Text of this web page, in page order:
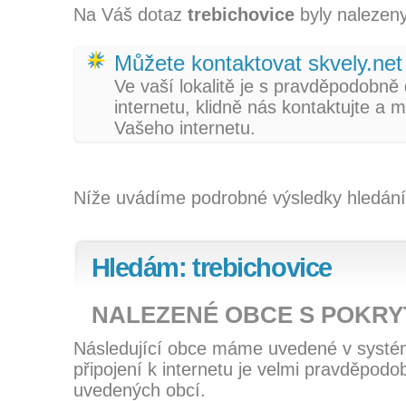
Na Váš dotaz trebichovicebyly
Můžete kontaktovat skvely.net
Ve vaší lokalitě je s
internetu, klidně nás kontaktujte a
Vašeho internetu.
Níže uvádíme podrobné výsledky hledání
Hledám: trebichovice
NALEZENÉ OBCE S
Následující obce máme uvedené v
připojení k internetu je velmi
uvedených obcí.